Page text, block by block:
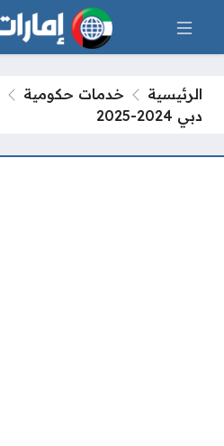
الرئيسية خدمات حكومية
دبي 2024-2025